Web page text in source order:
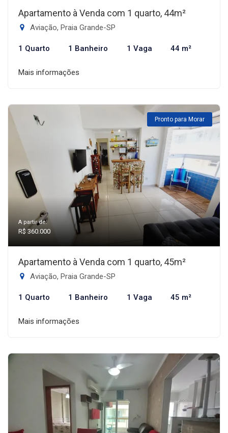
Apartamento à Venda com 1 quarto, 44m²
Aviação, Praia Grande-SP
1 Quarto 1 Banheiro 1 Vaga 44 m²
Mais informações
Pronto para Morar
A partir de:
R$ 360.000
Apartamento à Venda com 1 quarto, 45m²
Aviação, Praia Grande-SP
1 Quarto 1 Banheiro 1 Vaga 45 m²
Mais informações